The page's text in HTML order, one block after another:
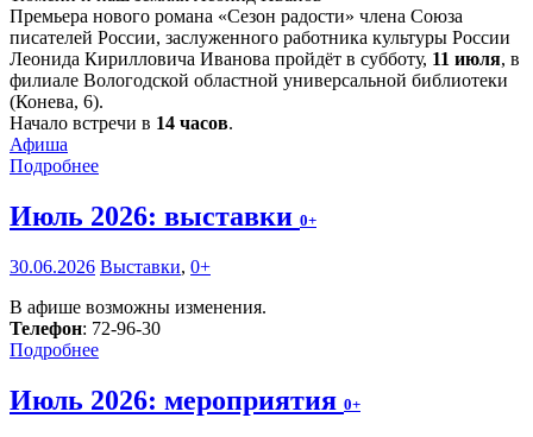
Премьера нового романа «Сезон радости» члена Союза
писателей России, заслуженного работника культуры России
Леонида Кирилловича Иванова пройдёт в субботу, 11 июля, в
филиале Вологодской областной универсальной библиотеки
(Конева, 6).
Начало встречи в 14 часов.
Афиша
Подробнее
Июль 2026: выставки 0+
30.06.2026 Выставки, 0+
В афише возможны изменения.
Телефон: 72-96-30
Подробнее
Июль 2026: мероприятия 0+